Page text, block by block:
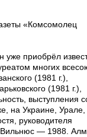
«Комсомолец
приобрёл
многих
(1981 г.),
выступления
на Украине, Урале,
руководителя
Вильнюс — 1988.